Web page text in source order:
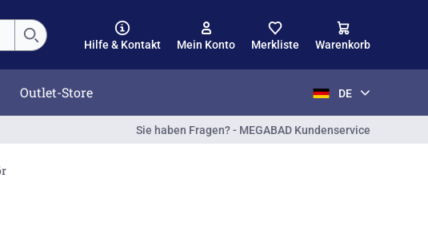
Hilfe & Kontakt Mein Konto Merkliste Warenkorb
Outlet-Store DE
Sie haben Fragen? - MEGABAD Kundenservice